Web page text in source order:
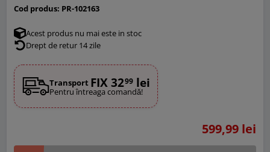
Cod produs: PR-102163
Acest produs nu mai este in stoc
Drept de retur 14 zile
Transport FIX 3299 lei
Pentru întreaga comandă!
599,99 lei